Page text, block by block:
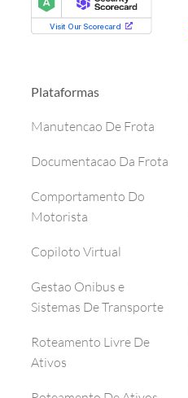
Plataformas
Manutencao De Frota
Documentacao Da Frota
Comportamento Do
Motorista
Copiloto Virtual
Gestao Onibus e
Sistemas De Transporte
Roteamento Livre De
Ativos